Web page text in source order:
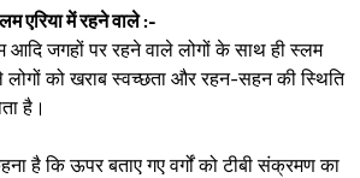
एरिया में रहने वाले :-
आदि जगहों पर रहने वाले लोगों के साथ ही स्लम
लोगों को खराब स्वच्छता और रहन-सहन की स्थिति
है।
है कि ऊपर बताए गए वर्गों को टीबी संक्रमण का